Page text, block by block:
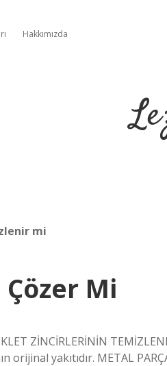
Hakkımızda
mi
Çözer Mi
ZİNCİRLERİNİN
orijinal yakıtıdır. METAL